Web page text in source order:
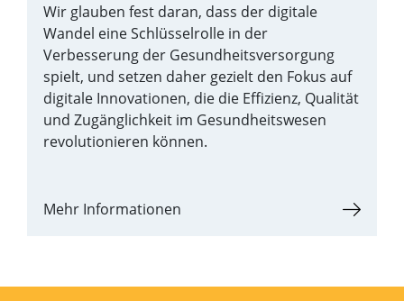
Wir glauben fest daran, dass der digitale
Wandel eine Schlüsselrolle in der
Verbesserung der Gesundheitsversorgung
spielt, und setzen daher gezielt den Fokus auf
digitale Innovationen, die die Effizienz, Qualität
und Zugänglichkeit im Gesundheitswesen
revolutionieren können.
Mehr Informationen